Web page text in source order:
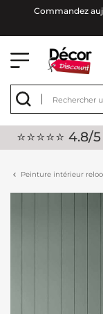
Commandez
⭐⭐⭐⭐⭐
Peinture intérieur